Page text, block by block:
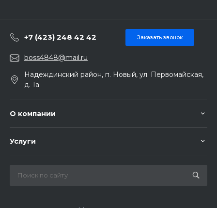
+7 (423) 248 42 42 Заказать звонок
boss4848@mail.ru
Надеждинский район, п. Новый, ул. Первомайская,
д. 1а
О компании
Услуги